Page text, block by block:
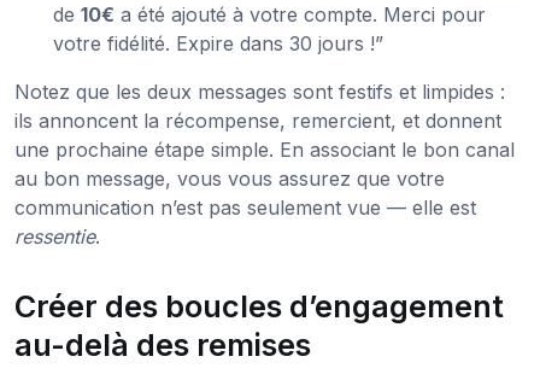
de 10€ a été ajouté à votre compte. Merci pour
votre fidélité. Expire dans 30 jours !”
Notez que les deux messages sont festifs et limpides :
ils annoncent la récompense, remercient, et donnent
une prochaine étape simple. En associant le bon canal
au bon message, vous vous assurez que votre
communication n’est pas seulement vue — elle est
ressentie.
Créer des boucles d’engagement
au-delà des remises